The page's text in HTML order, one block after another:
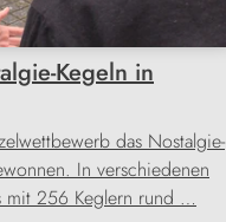
Kegeln in
das Nostalgie-
In verschiedenen
mit 256 Keglern rund …